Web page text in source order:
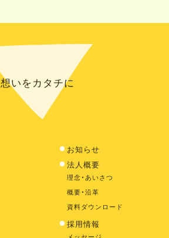
想いをカタチに
お知らせ
法人概要
理念・あいさつ
概要・沿革
資料ダウンロード
採用情報